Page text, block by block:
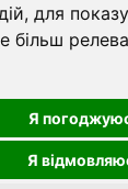
, для
більш
Я
Я
ФК «Динамо»